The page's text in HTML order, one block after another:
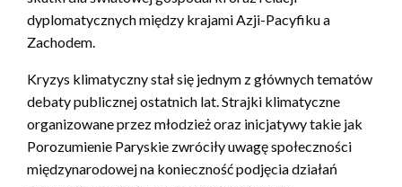
dyplomatycznych między krajami Azji-Pacyfiku a
Zachodem.
Kryzys klimatyczny stał się jednym z głównych tematów
debaty publicznej ostatnich lat. Strajki klimatyczne
organizowane przez młodzież oraz inicjatywy takie jak
Porozumienie Paryskie zwróciły uwagę społeczności
międzynarodowej na konieczność podjęcia działań